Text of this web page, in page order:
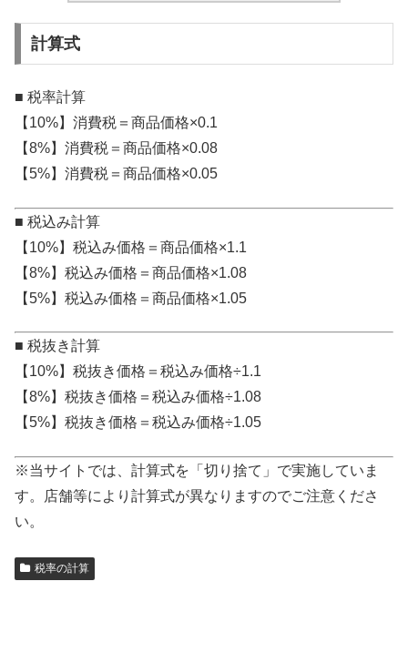
計算式
■ 税率計算
【10%】消費税＝商品価格×0.1
【8%】消費税＝商品価格×0.08
【5%】消費税＝商品価格×0.05
■ 税込み計算
【10%】税込み価格＝商品価格×1.1
【8%】税込み価格＝商品価格×1.08
【5%】税込み価格＝商品価格×1.05
■ 税抜き計算
【10%】税抜き価格＝税込み価格÷1.1
【8%】税抜き価格＝税込み価格÷1.08
【5%】税抜き価格＝税込み価格÷1.05
※当サイトでは、計算式を「切り捨て」で実施していま
す。店舗等により計算式が異なりますのでご注意くださ
い。
税率の計算